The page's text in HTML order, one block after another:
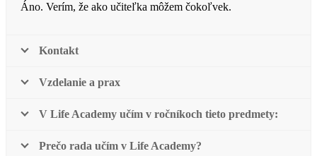
Áno. Verím, že ako učiteľka môžem čokoľvek.
Kontakt
Vzdelanie a prax
V Life Academy učím v ročníkoch tieto predmety:
Prečo rada učím v Life Academy?